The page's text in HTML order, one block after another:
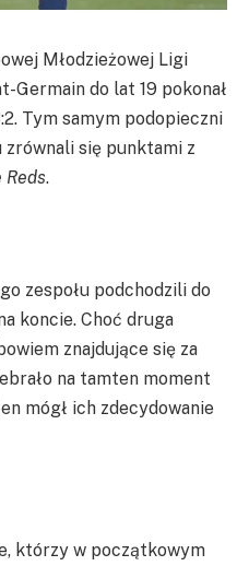
Młodzieżowej Ligi
Germain do lat 19 pokonał
Tym samym podopieczni
zrównali się punktami z
Reds.
zespołu podchodzili do
koncie. Choć druga
znajdujące się za
na tamten moment
mógł ich zdecydowanie
którzy w początkowym